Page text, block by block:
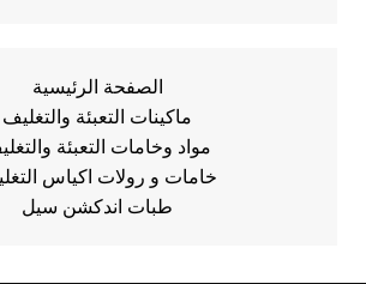
الصفحة الرئيسية
ماكينات التعبئة والتغليف
مواد وخامات التعبئة
خامات و رولات اكياس
طبات اندكشن سيل